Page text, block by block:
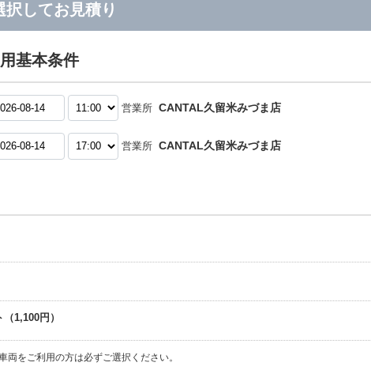
してお見積り
基本条件
営業所 CANTAL久留米みづま店
営業所 CANTAL久留米みづま店
1,100円）
をご利用の方は必ずご選択ください。